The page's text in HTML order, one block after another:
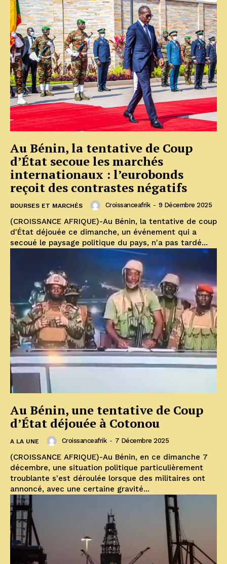
Au Bénin, la tentative de Coup
d’État secoue les marchés
internationaux : l’eurobonds
reçoit des contrastes négatifs
BOURSES ET MARCHÉS Croissanceafrik - 9 Décembre 2025
(CROISSANCE AFRIQUE)-Au Bénin, la tentative de coup
d'État déjouée ce dimanche, un événement qui a
secoué le paysage politique du pays, n'a pas tardé...
Au Bénin, une tentative de Coup
d’État déjouée à Cotonou
A LA UNE Croissanceafrik - 7 Décembre 2025
(CROISSANCE AFRIQUE)-Au Bénin, en ce dimanche 7
décembre, une situation politique particulièrement
troublante s'est déroulée lorsque des militaires ont
annoncé, avec une certaine gravité...